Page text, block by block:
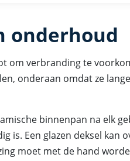
onderhoud
om verbranding te
onderaan omdat ze
binnenpan na elk
is. Een glazen deksel kan
moet met de hand